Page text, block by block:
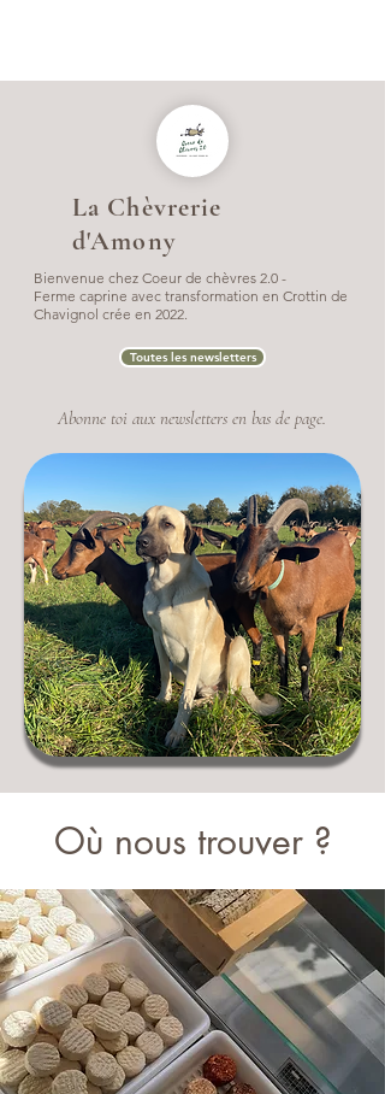
La Chèvrerie
d'Amony
Bienvenue chez Coeur de chèvres 2.0 -
Ferme caprine avec transformation en Crottin de
Chavignol crée en 2022.
Toutes les newsletters
Abonne toi aux newsletters en bas de page.
Où nous trouver ?